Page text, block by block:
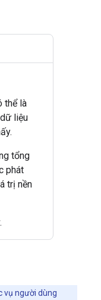
thể là
liệu
tổng
phát
trị nền
vụ người dùng